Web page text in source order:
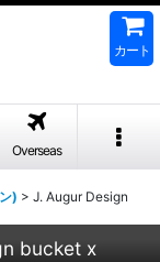
カート
Overseas
) > J. Augur Design
bucket x